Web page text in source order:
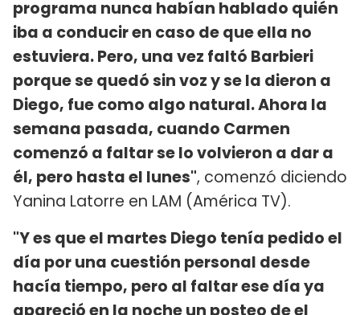
programa nunca habían hablado quién
iba a conducir en caso de que ella no
estuviera. Pero, una vez faltó Barbieri
porque se quedó sin voz y se la dieron a
Diego, fue como algo natural. Ahora la
semana pasada, cuando Carmen
comenzó a faltar se lo volvieron a dar a
él, pero hasta el lunes", comenzó diciendo
Yanina Latorre en LAM (América TV).
"Y es que el martes Diego tenía pedido el
día por una cuestión personal desde
hacía tiempo, pero al faltar ese día ya
apareció en la noche un posteo de el